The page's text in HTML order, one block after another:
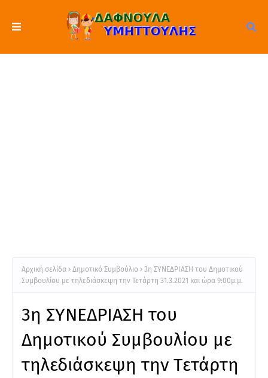
Αρχική σελίδα Δημοτικό Συμβούλιο
3η ΣΥΝΕΔΡΙΑΣΗ του Δημοτικού
Συμβουλίου με τηλεδιάσκεψη την Τετάρτη 31.3.2021 και ώρα 9:00μ.μ.
3η ΣΥΝΕΔΡΙΑΣΗ του
Δημοτικού Συμβουλίου με
τηλεδιάσκεψη την Τετάρτη